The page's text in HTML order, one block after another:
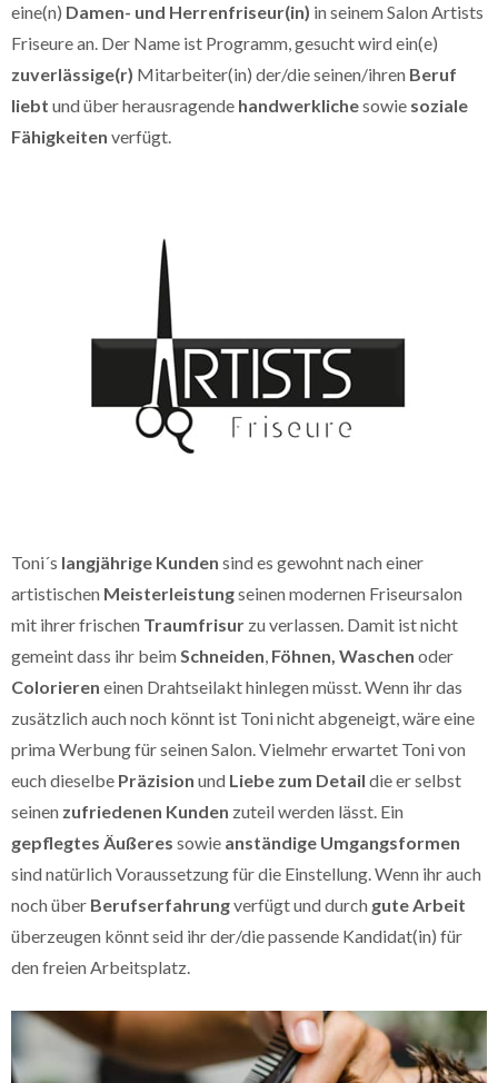
eine(n) Damen- und Herrenfriseur(in) in seinem Salon Artists
Friseure an. Der Name ist Programm, gesucht wird ein(e)
zuverlässige(r) Mitarbeiter(in) der/die seinen/ihren Beruf
liebt und über herausragende handwerklichesowie soziale
Fähigkeiten verfügt.
Toni´s langjährige Kunden sind es gewohnt nach einer
artistischen Meisterleistungseinen modernen Friseursalon
mit ihrer frischen Traumfrisur zu verlassen. Damit ist nicht
gemeint dass ihr beimSchneiden, Föhnen, Waschen oder
Colorieren einen Drahtseilakt hinlegen müsst. Wenn ihr das
zusätzlich auch noch könnt ist Toni nicht abgeneigt, wäre eine
prima Werbung für seinen Salon. Vielmehr erwartet Toni von
euch dieselbe Präzision und Liebe zum Detail die er selbst
seinen zufriedenen Kunden zuteil werden lässt. Ein
gepflegtes Äußeres sowie anständige Umgangsformen
sind natürlich Voraussetzung für die Einstellung. Wenn ihr auch
noch über Berufserfahrungverfügt und durch gute Arbeit
überzeugen könnt seid ihr der/die passende Kandidat(in) für
den freien Arbeitsplatz.